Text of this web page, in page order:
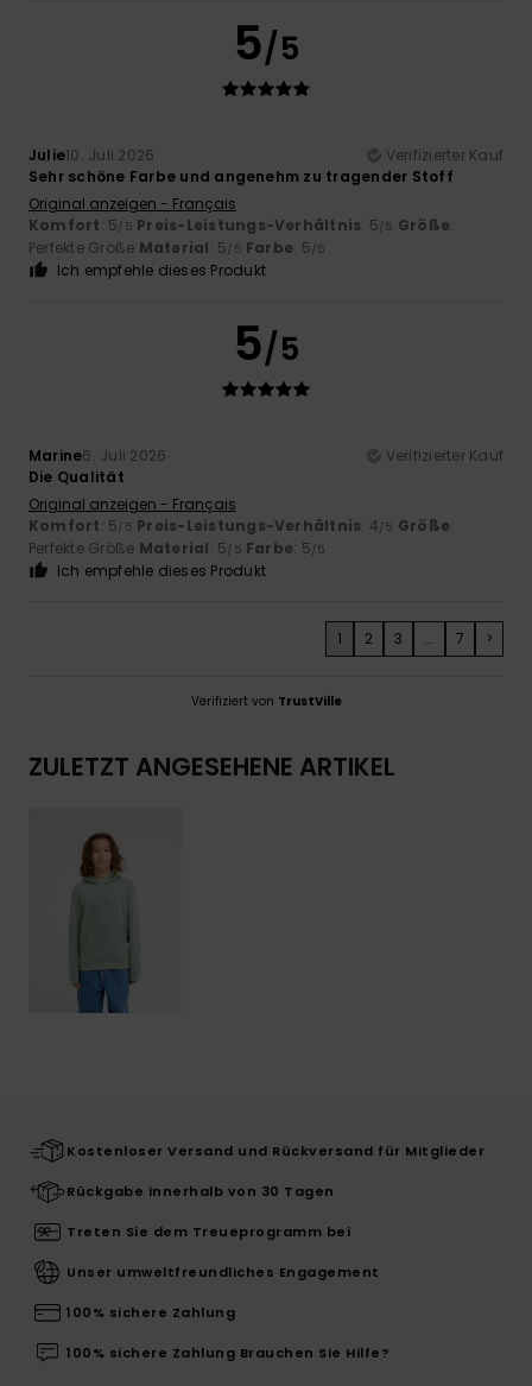
5/5
Julie10. Juli 2026
Verifizierter Kauf
Sehr schöne Farbe und angenehm zu tragender Stoff
Original anzeigen - Français
Komfort: 5/5 Preis-Leistungs-Verhältnis: 5/5 Größe:
Perfekte Größe Material: 5/5 Farbe: 5/5
Ich empfehle dieses Produkt
5/5
Marine6. Juli 2026
Verifizierter Kauf
Die Qualität
Original anzeigen - Français
Komfort: 5/5 Preis-Leistungs-Verhältnis: 4/5 Größe:
Perfekte Größe Material: 5/5 Farbe: 5/5
Ich empfehle dieses Produkt
1 2 3 ... 7 >
Verifiziert von TrustVille
ZULETZT ANGESEHENE ARTIKEL
Kostenloser Versand und Rückversand für Mitglieder
Rückgabe innerhalb von 30 Tagen
Treten Sie dem Treueprogramm bei
Unser umweltfreundliches Engagement
100% sichere Zahlung
100% sichere Zahlung Brauchen Sie Hilfe?